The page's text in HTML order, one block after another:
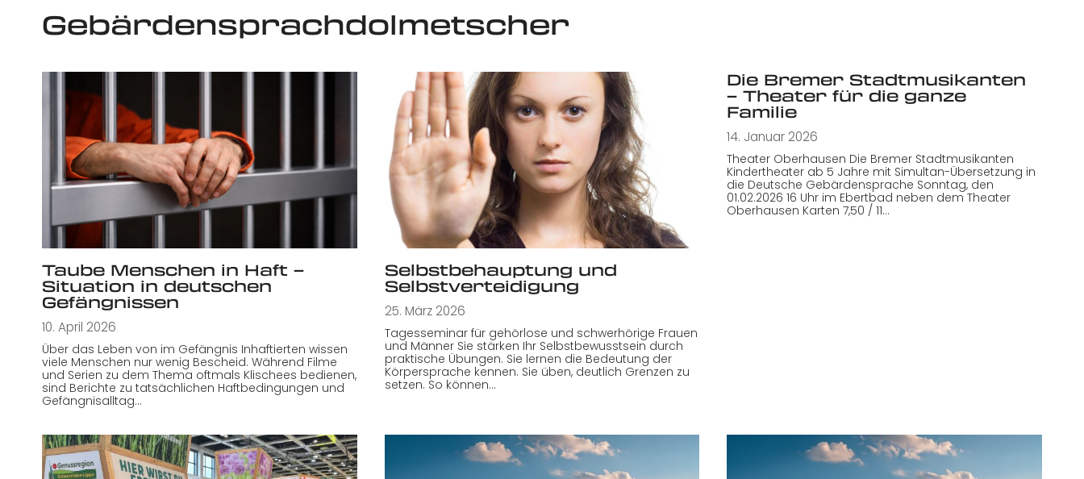
Gebärdensprachdolmetscher
Taube Menschen in Haft –
Situation in deutschen
Gefängnissen
10. April 2026
Über das Leben von im Gefängnis Inhaftierten wissen
viele Menschen nur wenig Bescheid. Während Filme
und Serien zu dem Thema oftmals Klischees bedienen,
sind Berichte zu tatsächlichen Haftbedingungen und
Gefängnisalltag…
Selbstbehauptung und
Selbstverteidigung
25. März 2026
Tagesseminar für gehörlose und schwerhörige Frauen
und Männer Sie stärken Ihr Selbstbewusstsein durch
praktische Übungen. Sie lernen die Bedeutung der
Körpersprache kennen. Sie üben, deutlich Grenzen zu
setzen. So können…
Die Bremer Stadtmusikanten
– Theater für die ganze
Familie
14. Januar 2026
Theater Oberhausen Die Bremer Stadtmusikanten
Kindertheater ab 5 Jahre mit Simultan-Übersetzung in
die Deutsche Gebärdensprache Sonntag, den
01.02.2026 16 Uhr im Ebertbad neben dem Theater
Oberhausen Karten 7,50 / 11…